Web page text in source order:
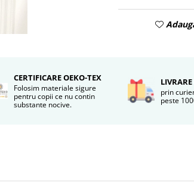
CERTIFICARE OEKO-TEX
Folosim materiale sigure
pentru copii ce nu contin
substante nocive.
prin
peste